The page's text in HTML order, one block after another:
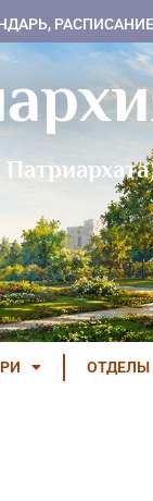
РАСПИСАНИЕ
ОТДЕЛЫ